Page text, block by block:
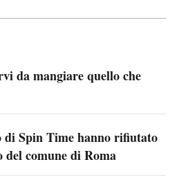
da mangiare quello che
Spin Time hanno rifiutato
comune di Roma